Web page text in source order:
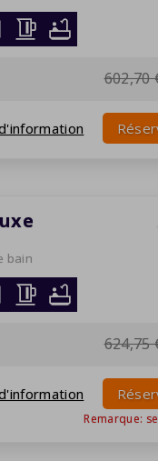
602,70
bain
624,75
Remarque: